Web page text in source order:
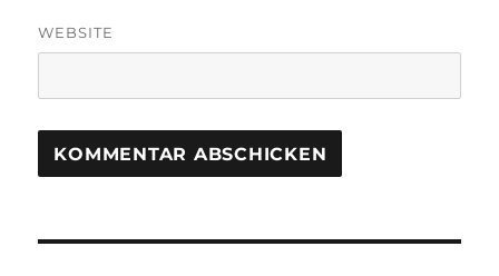
WEBSITE